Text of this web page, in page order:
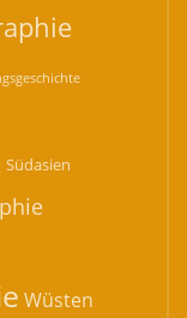
Südasien
Wüsten